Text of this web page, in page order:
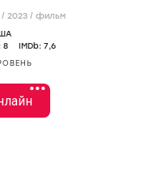
John Wick: Chapter 4 / 2023 / фильм
8 IMDb: 7,6
•••